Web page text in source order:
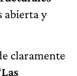
abierta y
claramente
Las